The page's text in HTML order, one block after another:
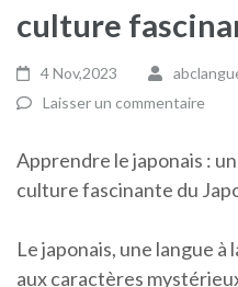
culture
4 Nov,2023
Laisser un commentaire
Apprendre le japonais :
culture fascinante du
Le japonais, une langue
aux caractères